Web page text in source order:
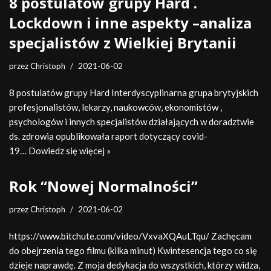
Lockdown i inne aspekty –analiza
specjalistów z Wielkiej Brytanii
przezChristoph 2021-06-02
8 postulatów grupy Hard Interdyscyplinarna grupa brytyjskich
profesjonalistów, lekarzy, naukowców, ekonomistów ,
psychologów i innych specjalistów działających w doradztwie
ds. zdrowia opublikowała raport dotyczący covid-
19… Dowiedz się więcej »
Rok “Nowej Normalności”
przezChristoph 2021-06-02
https://www.bitchute.com/video/VxvaXQAuLTqu/ Zachęcam
do obejrzenia tego filmu (kilka minut) Kwintesencja tego co się
dzieje naprawdę. Z moja dedykacja do wszystkich, którzy widza,